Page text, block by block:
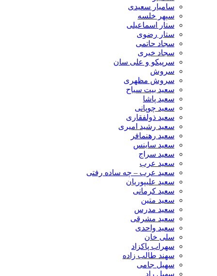
سامیار سعیدی
سپهر خلسه
ستار اسماعیلی
ستار رضوی
سجاد حاتمی
سجاد خیری
سرپیکو و علی سان
سروش
سروش مظهری
سعید بیت سیاح
سعید پاشا
سعید چوپانی
سعید ذولفقاری
سعید رشید امیری
سعید رهنمافر
سعید ساینس
سعید سراج
سعید عرب
سعید عرب – چه ساده رفتی
سعید علیپوریان
سعید کرمانی
سعید متین
سعید مدرس
سعید مشرقی
سعید واحدی
سلی خان
سهراب پاکزاد
سهند طالب زاده
سهیل جامی
سهیل راد